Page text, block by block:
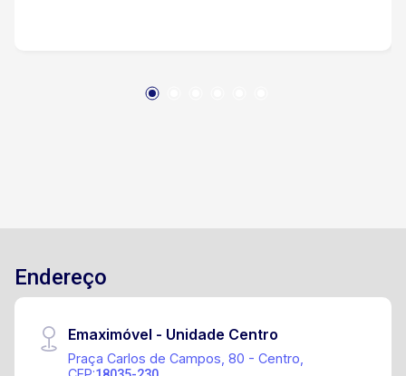
kW/mês Sistema de aquecimento solar com
Quiosque para eventos Brinquedoteca Portaria e
segurança
Endereço
Emaximóvel - Unidade Centro
Praça Carlos de Campos, 80 - Centro,